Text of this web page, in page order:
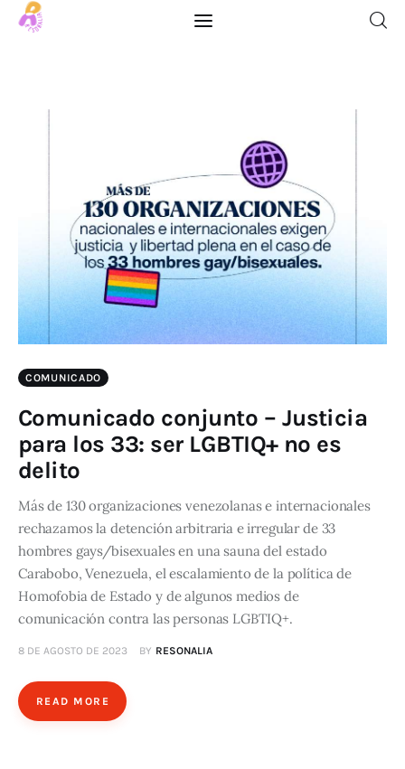
Descargables
Quiénes Somos
Contacto
COMUNICADO
Comunicado conjunto – Justicia
para los 33: ser LGBTIQ+ no es
delito
Más de 130 organizaciones venezolanas e internacionales
rechazamos la detención arbitraria e irregular de 33
hombres gays/bisexuales en una sauna del estado
Carabobo, Venezuela, el escalamiento de la política de
Homofobia de Estado y de algunos medios de
comunicación contra las personas LGBTIQ+.
8 DE AGOSTO DE 2023 BY RESONALIA
READ MORE